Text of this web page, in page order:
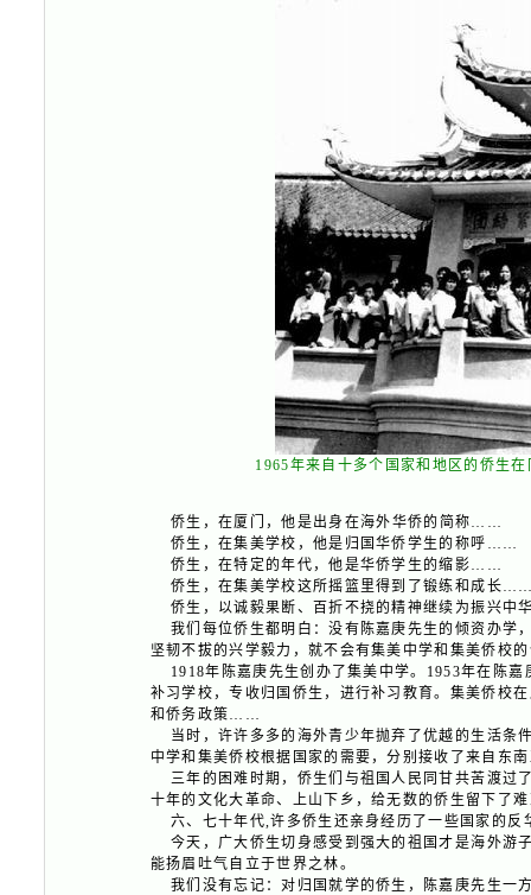
1965年来自十多个国家和地区的侨生
侨生，在厦门，他是出身在海外华侨的简称……
侨生，在集美学校，他是归国华侨学生的称呼……
侨生，在特定的年代，他是华侨学生的缩影……
侨生，在集美学校这所摇篮里得到了锻练和成长
侨生，以诚毅果断、百折不挠的精神继续为振兴中
我们每位侨生都明白：没有陈嘉庚先生的倾资办学
坚韧不拔的兴学毅力，就不会有集美中学和集美侨校
1918年陈嘉庚先生创办了集美中学。1953年在陈嘉
补习学校，专收归国侨生，进行补习教育。集美侨校
和侨务政策……
当时，许许多多的海外青少年抛弃了优越的生活条
中学和集美侨校根据国家的需要，分别接收了来自东
三年的困难时期，侨生们与祖国人民同甘共苦渡过
十年的文化大革命、上山下乡，给无数的侨生留下了
六、七十年代,许多侨生还亲身经历了一些国家的
今天，广大侨生切身感受到强大的祖国才是海外游
能扬眉吐气自立于世界之林。
我们没有忘记：对归国就学的侨生，陈嘉庚先生一